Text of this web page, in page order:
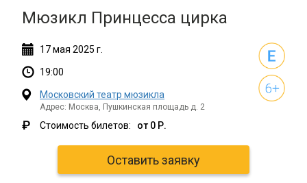
Мюзикл Принцесса цирка
17мая 2025 г.
19:00
Московский театр мюзикла
Адрес: Москва, Пушкинская площадь д. 2
₽ Стоимость билетов: от 0 Р.
Оставить заявку